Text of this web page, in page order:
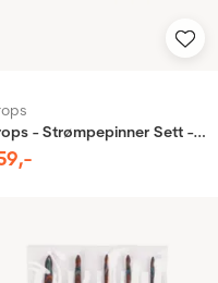
Drops - Strømpepinner Sett - Messing - Pro Classic
,-